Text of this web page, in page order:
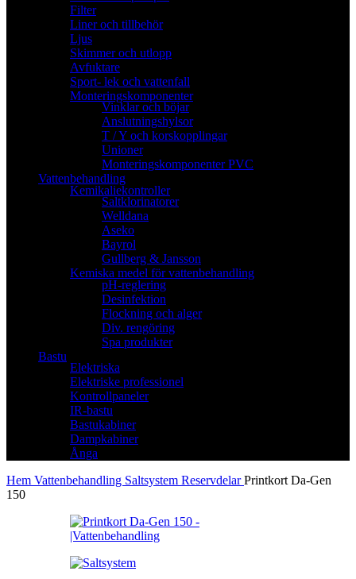
Filter
Liner och tillbehör
Ljus
Skimmer och utlopp
Avfuktare
Sport- lek och vattenfall
Monteringskomponenter
Vinklar och böjar
Anslutningshylsor
T / Y och korskopplingar
Unioner
Monteringskomponenter PVC
Vattenbehandling
Kemikaliekontroller
Saltklorinatorer
Welldana
Aseko
Bayrol
Gullberg & Jansson
Kemiska medel för vattenbehandling
pH-reglering
Desinfektion
Flockning och alger
Div. rengöring
Spa produkter
Bastu
Elektriska
Elektriske professionel
Kontrollpaneler
IR-bastu
Bastukabiner
Dampkabiner
Ånga
Hem Vattenbehandling Saltsystem ReservdelarPrintkort Da-Gen
150